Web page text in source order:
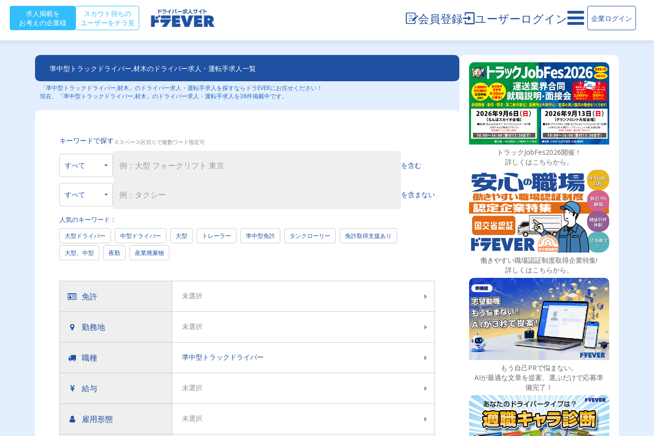
求人掲載を
お考えの企業様
スカウト待ちの
ユーザーをチラ見
会員登録 ユーザーログイン 企業ログイン
準中型トラックドライバー,材木のドライバー求人・運転手求人一覧
「準中型トラックドライバー,材木」のドライバー求人・運転手求人を探すならドラEVERにお任せください！
現在、「準中型トラックドライバー,材木」のドライバー求人・運転手求人を38件掲載中です。
キーワードで探す※スペース区切りで複数ワード指定可
を含む
を含まない
人気のキーワード：
大型ドライバー 中型ドライバー 大型 トレーラー 準中型免許 タンクローリー 免許取得支援あり
大型、中型 夜勤 産業廃棄物
免許 未選択
勤務地 未選択
職種 準中型トラックドライバー
給与 未選択
雇用形態 未選択
トラックJobFes2026開催！
詳しくはこちらから。
働きやすい職場認証制度取得企業特集!
詳しくはこちらから。
もう自己PRで悩まない。
AIが最適な文章を提案、選ぶだけで応募準
備完了！